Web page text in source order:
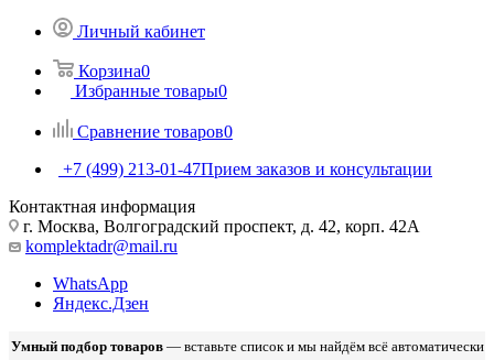
Личный кабинет
Корзина0
Избранные товары0
Сравнение товаров0
+7 (499) 213-01-47Прием заказов и консультации
Контактная информация
г. Москва, Волгоградский проспект, д. 42, корп. 42А
komplektadr@mail.ru
WhatsApp
Яндекс.Дзен
Умный подбор товаров— вставьте список и мы найдём всё автоматически